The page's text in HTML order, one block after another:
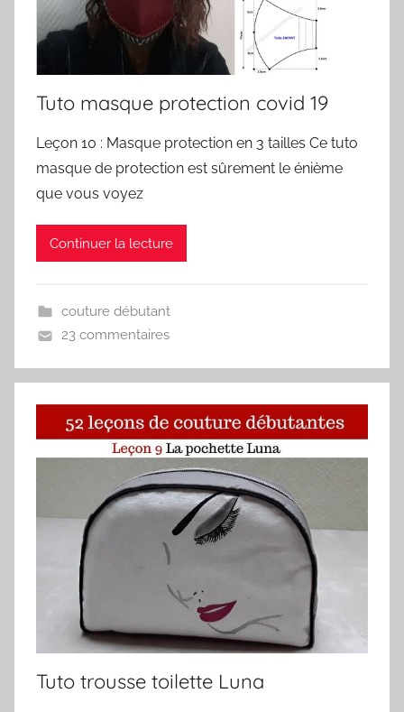
Tuto masque protection covid 19
Leçon 10 : Masque protection en 3 tailles Ce tuto
masque de protection est sûrement le énième
que vous voyez
Continuer la lecture
couture débutant
23 commentaires
Tuto trousse toilette Luna